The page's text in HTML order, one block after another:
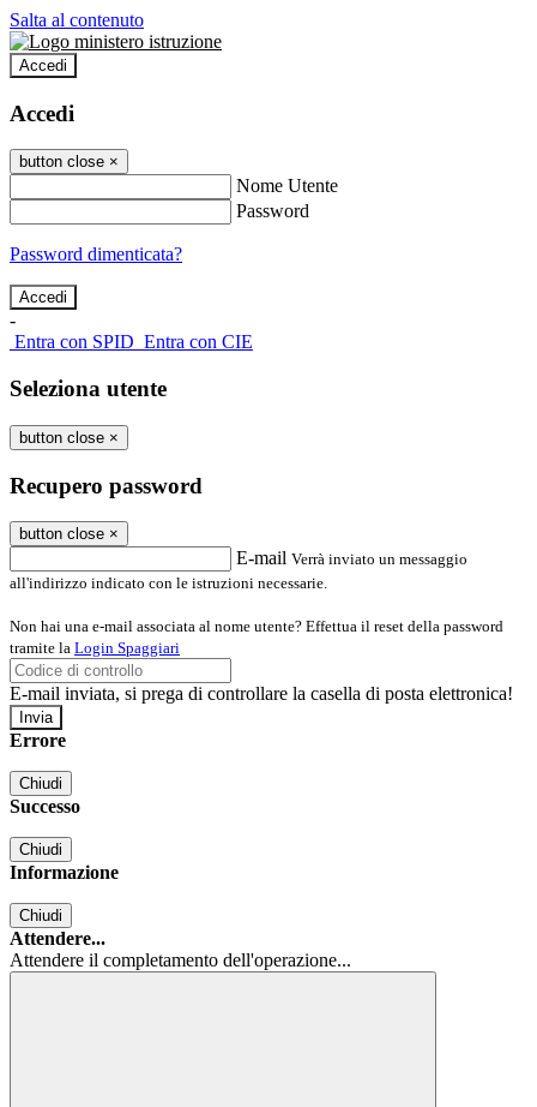
Salta al contenuto
Accedi
Accedi
button close ×
Nome Utente
Password
Password dimenticata?
-
Entra con SPID Entra con CIE
Seleziona utente
button close ×
Recupero password
button close ×
E-mail Verrà inviato un messaggio
all'indirizzo indicato con le istruzioni necessarie.
Non hai una e-mail associata al nome utente? Effettua il reset della password
tramite la Login Spaggiari
E-mail inviata, si prega di controllare la casella di posta elettronica!
Errore
Chiudi
Successo
Chiudi
Informazione
Chiudi
Attendere...
Attendere il completamento dell'operazione...